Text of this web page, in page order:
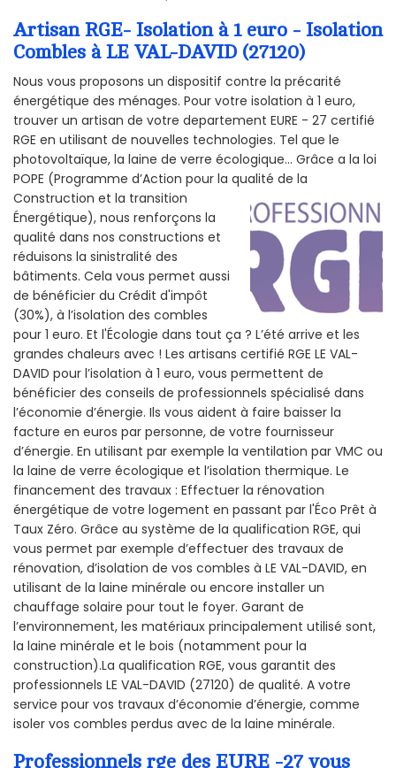
Artisan RGE- Isolation à 1 euro - Isolation
Combles à LE VAL-DAVID (27120)
Nous vous proposons un dispositif contre la précarité
énergétique des ménages. Pour votre isolation à 1 euro,
trouver un artisan de votre departement EURE - 27 certifié
RGE en utilisant de nouvelles technologies. Tel que le
photovoltaïque, la laine de verre écologique... Grâce a la loi
POPE (Programme d’Action pour la qualité de la
Construction et la transition
Énergétique), nous renforçons la
qualité dans nos constructions et
réduisons la sinistralité des
bâtiments. Cela vous permet aussi
de bénéficier du Crédit d'impôt
(30%), à l’isolation des combles
pour 1 euro. Et l'Écologie dans tout ça ? L’été arrive et les
grandes chaleurs avec ! Les artisans certifié RGE LE VAL-
DAVID pour l’isolation à 1 euro, vous permettent de
bénéficier des conseils de professionnels spécialisé dans
l’économie d’énergie. Ils vous aident à faire baisser la
facture en euros par personne, de votre fournisseur
d’énergie. En utilisant par exemple la ventilation par VMC ou
la laine de verre écologique et l’isolation thermique. Le
financement des travaux : Effectuer la rénovation
énergétique de votre logement en passant par l'Éco Prêt à
Taux Zéro. Grâce au système de la qualification RGE, qui
vous permet par exemple d’effectuer des travaux de
rénovation, d’isolation de vos combles à LE VAL-DAVID, en
utilisant de la laine minérale ou encore installer un
chauffage solaire pour tout le foyer. Garant de
l’environnement, les matériaux principalement utilisé sont,
la laine minérale et le bois (notamment pour la
construction).La qualification RGE, vous garantit des
professionnels LE VAL-DAVID (27120) de qualité. A votre
service pour vos travaux d’économie d’énergie, comme
isoler vos combles perdus avec de la laine minérale.
Professionnels rge des EURE -27 vous